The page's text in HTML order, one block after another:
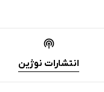
انتشارات نوژین